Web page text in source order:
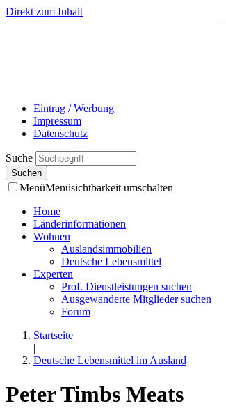
Direkt zum Inhalt
Eintrag / Werbung
Impressum
Datenschutz
Suche
MenüMenüsichtbarkeit umschalten
Home
Länderinformationen
Wohnen
Auslandsimmobilien
Deutsche Lebensmittel
Experten
Prof. Dienstleistungen suchen
Ausgewanderte Mitglieder suchen
Forum
Startseite
|
Deutsche Lebensmittel im Ausland
Peter Timbs Meats